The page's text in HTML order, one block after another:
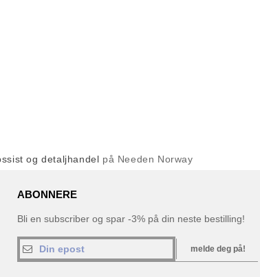
og detaljhandel på Needen Norway
ABONNERE
Bli en subscriber og spar -3% på din neste bestilling!
melde deg på!